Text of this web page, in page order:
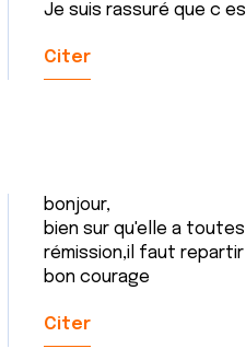
Je suis rassuré que c
Citer
bonjour,
bien sur qu'elle a
rémission,il faut
bon courage
Citer